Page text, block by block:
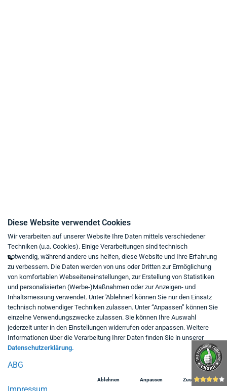
Mo - Fr von 9:00 bis 18:00 Uhr
+49 234 333 6721-0
shop@think-about.it
Kontaktieren Sie uns
Folgen Sie uns:
in
Diese Website verwendet Cookies
Wir verarbeiten auf unserer Website Ihre Daten mittels verschiedener
Techniken (u.a. Cookies). Einige Verarbeitungen sind technisch
notwendig, während andere uns helfen, diese Website und Ihre Erfahrung
zu verbessern. Die Daten werden von uns oder Dritten zur Ermöglichung
von komfortablen Webseiteneinstellungen, zur Erstellung von Statistiken
und personalisierten (Werbe-)Maßnahmen oder zur Anzeigen- und
Inhaltsmessung verwendet. Unter 'Ablehnen' können Sie nur den Einsatz
technisch notwendiger Techniken zulassen. Unter “Anpassen” können Sie
einzelne Verwendungszwecke zulassen. Sie können Ihre Auswahl
jederzeit unter in den Einstellungen widerrufen oder anpassen. Weitere
Informationen über die Verarbeitung Ihrer Daten finden Sie in unserer
Datenschutzerklärung.
Ablehnen Anpassen Zustimmen
ABG